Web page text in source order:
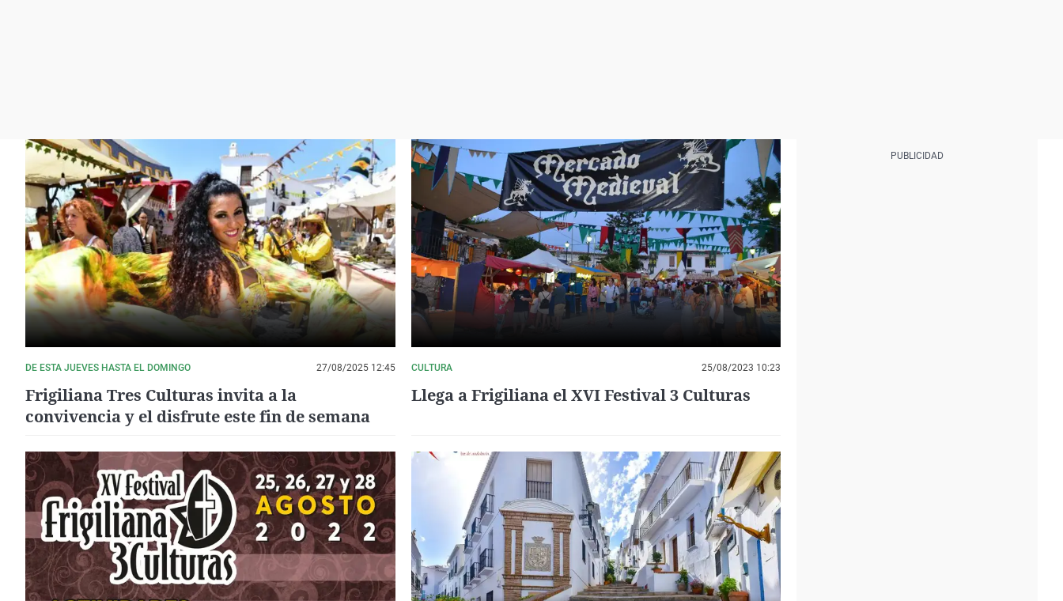
DE ESTA JUEVES HASTA EL DOMINGO 27/08/2025 12:45
Frigiliana Tres Culturas invita a la
convivencia y el disfrute este fin de semana
CULTURA 25/08/2023 10:23
Llega a Frigiliana el XVI Festival 3 Culturas